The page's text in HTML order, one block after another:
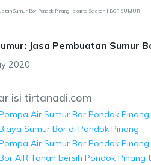
Sumur Bor Pondok Pinang Jakarta Selatan | BOR SUMUR
Jasa Pembuatan Sumur
2020
isi tirtanadi.com
Air Sumur Bor Pondok Pinang
Sumur Bor di Pondok Pinang
Air Sumur Bor Pondok Pinang
AIR Tanah bersih Pondok Pinang